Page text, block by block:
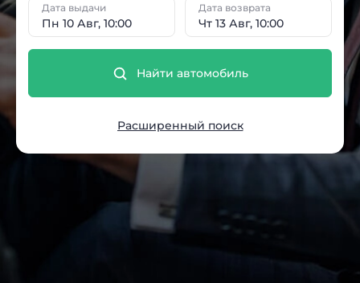
Пн 10 Авг, 10:00
Дата выдачи
Чт 13 Авг, 10:00
Дата возврата
Найти автомобиль
Расширенный поиск